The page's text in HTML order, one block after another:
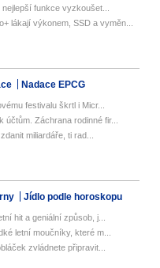
funkce vyzkoušet...
lákají výkonem, SSD a vyměn...
Nadace EPCG
festivalu škrtl i Micr...
Záchrana rodinné fir...
miliardáře, ti rad...
Jídlo podle horoskopu
hit a geniální způsob, j...
letní moučníky, které m...
zvládnete připravit...